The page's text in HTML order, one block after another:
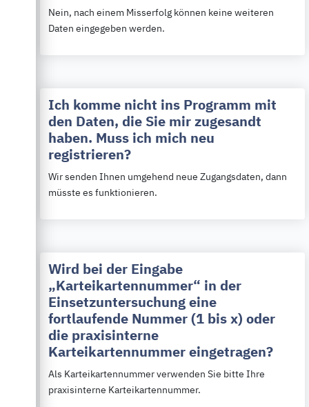
Nein, nach einem Misserfolg können keine weiteren
Daten eingegeben werden.
Ich komme nicht ins Programm mit
den Daten, die Sie mir zugesandt
haben. Muss ich mich neu
registrieren?
Wir senden Ihnen umgehend neue Zugangsdaten, dann
müsste es funktionieren.
Wird bei der Eingabe
„Karteikartennummer“ in der
Einsetzuntersuchung eine
fortlaufende Nummer (1 bis x) oder
die praxisinterne
Karteikartennummer eingetragen?
Als Karteikartennummer verwenden Sie bitte Ihre
praxisinterne Karteikartennummer.